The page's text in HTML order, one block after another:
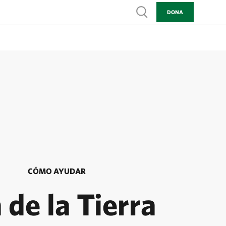
Show search
DONA
CÓMO AYUDAR
de la Tierra